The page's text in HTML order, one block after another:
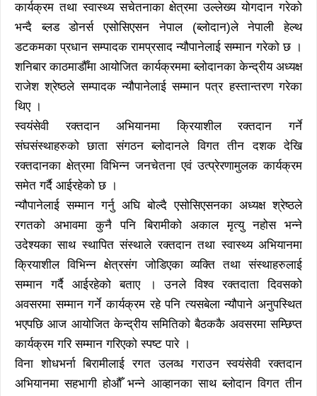
कार्यक्रम तथा स्वास्थ्य सचेतनाका क्षेत्रमा उल्लेख्य योगदान गरेको
भन्दै ब्लड डोनर्स एसोसिएसन नेपाल (ब्लोदान)ले नेपाली हेल्थ
डटकमका प्रधान सम्पादक रामप्रसाद न्यौपानेलाई सम्मान गरेको छ ।
शनिबार काठमाडौँमा आयोजित कार्यक्रममा ब्लोदानका केन्द्रीय अध्यक्ष
राजेश श्रेष्ठले सम्पादक न्यौपानेलाई सम्मान पत्र हस्तान्तरण गरेका
थिए ।
स्वयंसेवी रक्तदान अभियानमा क्रियाशील रक्तदान गर्ने
संघसंस्थाहरुको छाता संगठन ब्लोदानले विगत तीन दशक देखि
रक्तदानका क्षेत्रमा विभिन्न जनचेतना एवं उत्प्रेरणामुलक कार्यक्रम
समेत गर्दै आईरहेको छ ।
न्यौपानेलाई सम्मान गर्नु अघि बोल्दै एसोसिएसनका अध्यक्ष श्रेष्ठले
रगतको अभावमा कुनै पनि बिरामीको अकाल मृत्यु नहोस भन्ने
उदेश्यका साथ स्थापित संस्थाले रक्तदान तथा स्वास्थ्य अभियानमा
क्रियाशील विभिन्न क्षेत्रसंग जोडिएका व्यक्ति तथा संस्थाहरुलाई
सम्मान गर्दै आईरहेको बताए । उनले विश्व रक्तदाता दिवसको
अवसरमा सम्मान गर्ने कार्यक्रम रहे पनि त्यसबेला न्यौपाने अनुपस्थित
भएपछि आज आयोजित केन्द्रीय समितिको बैठककै अवसरमा सम्छिप्त
कार्यक्रम गरि सम्मान गरिएको स्पष्ट पारे ।
विना शोधभर्ना बिरामीलाई रगत उलव्ध गराउन स्वयंसेवी रक्तदान
अभियानमा सहभागी होऔँ भन्ने आव्हानका साथ ब्लोदान विगत तीन